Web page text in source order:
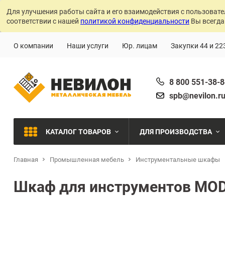
Для улучшения работы сайта и его взаимодействия с
соответствии с нашей политикой конфиденциальности Вы
О компании Наши услуги Юр. лицам Закупки 44 и
8 800 551-38-
spb@nevilon.ru
КАТАЛОГ ТОВАРОВ
Швейное производство
Металлообработка
ДЛЯ ПРОИЗВОДСТВА
Главная Промышленная мебель Инструментальные шкафы
Шкаф для инструментов